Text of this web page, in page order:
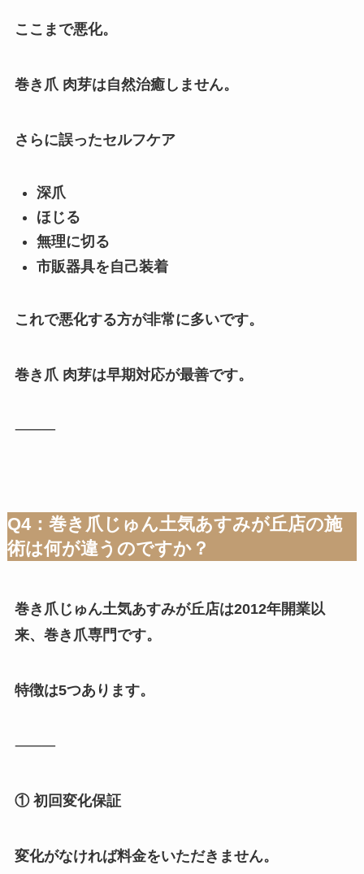
ここまで悪化。
巻き爪 肉芽は自然治癒しません。
さらに誤ったセルフケア
深爪
ほじる
無理に切る
市販器具を自己装着
これで悪化する方が非常に多いです。
巻き爪 肉芽は早期対応が最善です。
⸻
Q4：巻き爪じゅん土気あすみが丘店の施
術は何が違うのですか？
巻き爪じゅん土気あすみが丘店は2012年開業以
来、巻き爪専門です。
特徴は5つあります。
⸻
① 初回変化保証
変化がなければ料金をいただきません。